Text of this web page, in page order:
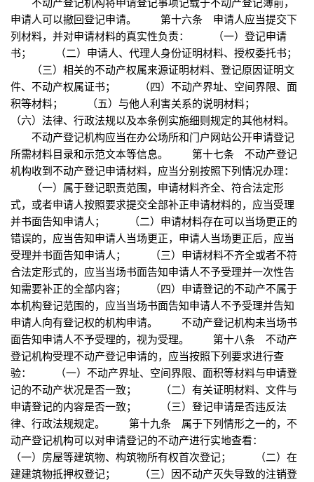
申请人可以撤回登记申请。 第十六条 申请人应当提交下
列材料，并对申请材料的真实性负责： （一）登记申请
书； （二）申请人、代理人身份证明材料、授权委托书；
（三）相关的不动产权属来源证明材料、登记原因证明文
件、不动产权属证书； （四）不动产界址、空间界限、面
积等材料； （五）与他人利害关系的说明材料；
（六）法律、行政法规以及本条例实施细则规定的其他材料。
不动产登记机构应当在办公场所和门户网站公开申请登记
所需材料目录和示范文本等信息。 第十七条 不动产登记
机构收到不动产登记申请材料，应当分别按照下列情况办理：
（一）属于登记职责范围，申请材料齐全、符合法定形
式，或者申请人按照要求提交全部补正申请材料的，应当受理
并书面告知申请人； （二）申请材料存在可以当场更正的
错误的，应当告知申请人当场更正，申请人当场更正后，应当
受理并书面告知申请人； （三）申请材料不齐全或者不符
合法定形式的，应当当场书面告知申请人不予受理并一次性告
知需要补正的全部内容； （四）申请登记的不动产不属于
本机构登记范围的，应当当场书面告知申请人不予受理并告知
申请人向有登记权的机构申请。 不动产登记机构未当场书
面告知申请人不予受理的，视为受理。 第十八条 不动产
登记机构受理不动产登记申请的，应当按照下列要求进行查
验： （一）不动产界址、空间界限、面积等材料与申请登
记的不动产状况是否一致； （二）有关证明材料、文件与
申请登记的内容是否一致； （三）登记申请是否违反法
律、行政法规规定。 第十九条 属于下列情形之一的，不
动产登记机构可以对申请登记的不动产进行实地查看：
（一）房屋等建筑物、构筑物所有权首次登记； （二）在
建建筑物抵押权登记； （三）因不动产灭失导致的注销登